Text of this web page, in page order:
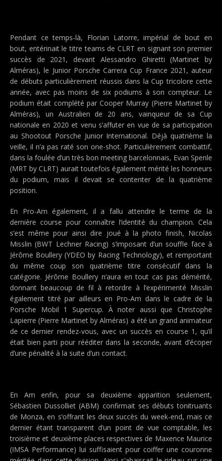
Pendant ce temps-là, Florian Latorre, impérial de bout en
bout, entérinait le titre teams de CLRT en signant son premier
succès de 2021, devant Alessandro Ghiretti (Martinet by
Alméras), le Junior Porsche Carrera Cup France 2021, auteur
de débuts particulièrement réussis dans la Cup tricolore cette
année, avec pas moins de six podiums à son compteur. Le
podium était complété par Cooper Murray (Pierre Martinet by
Alméras), un Australien de 20 ans, vainqueur de sa Cup
nationale en 2020 et venu s’affuter en vue de sa participation
au Shootout Porsche Junior International. Déjà quatrième la
veille, il n’a pas raté son one-shot. Particulièrement combattif,
dans la foulée d’un très bon meeting barcelonnais, Evan Spenle
(MRT by CLRT) aurait toutefois également mérité les honneurs
du podium, mais il devait se contenter de la quatrième
position.
En Pro-Am également, il a fallu attendre le terme de la
dernière course pour connaître l’identité du champion. Cela
s’est même pour ainsi dire joué à la photo finish, Nicolas
Misslin (BWT Lechner Racing) s’imposant d’un souffle face à
Jérôme Boullery (YDEO by Racing Technology), et remportant
du même coup son quatrième titre consécutif dans la
catégorie. Jérôme Boullery n’aura en tout cas pas démérité,
donnant beaucoup de fil à retordre à l’expérimenté Misslin
également titré par ailleurs en Pro-Am dans le cadre de la
Porsche Mobil 1 Supercup. À noter aussi que Christophe
Lapierre (Pierre Martinet by Alméras) a été un grand animateur
de ce dernier rendez-vous, avec un succès en course 1, qu’il
était bien parti pour rééditer dans la seconde, avant d’écoper
d’une pénalité à la suite d’un contact.
En Am enfin, pour sa deuxième apparition seulement,
Sébastien Dussolliet (ABM) confirmait ses débuts tonitruants
de Monza, en s’offrant les deux succès du week-end, mais ce
dernier étant transparent d’un point de vue comptable, les
troisième et deuxième places respectives de Maxence Maurice
(IMSA Performance) lui suffisaient pour coiffer une couronne